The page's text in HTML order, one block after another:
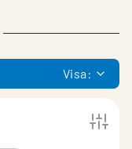
Visa: